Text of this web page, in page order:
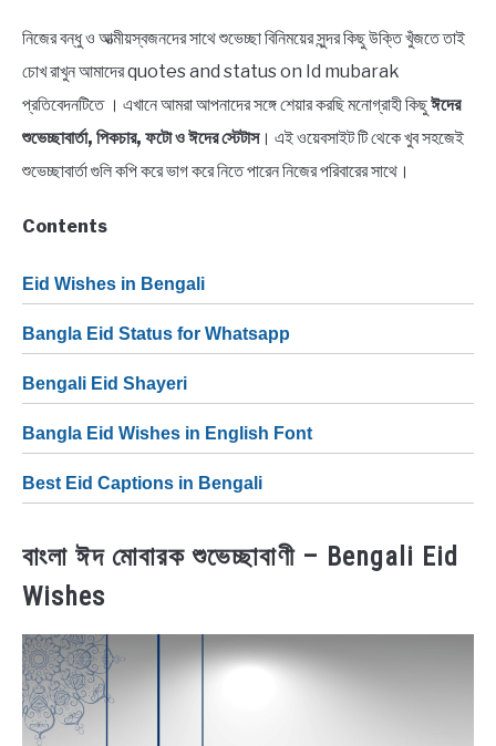
নিজের বন্ধু ও আত্মীয়স্বজনদের সাথে শুভেচ্ছা বিনিময়ের সুন্দর কিছু উক্তি খুঁজতে তাই
চোখ রাখুন আমাদের quotes and status on Id mubarak
প্রতিবেদনটিতে । এখানে আমরা আপনাদের সঙ্গে শেয়ার করছি মনোগ্রাহী কিছুঈদের
শুভেচ্ছাবার্তা, পিকচার, ফটো ও ঈদের স্টেটাস। এই ওয়েবসাইট টি থেকে খুব সহজেই
শুভেচ্ছাবার্তা গুলি কপি করে ভাগ করে নিতে পারেন নিজের পরিবারের সাথে।
Contents
Eid Wishes in Bengali
Bangla Eid Status for Whatsapp
Bengali Eid Shayeri
Bangla Eid Wishes in English Font
Best Eid Captions in Bengali
বাংলা ঈদ মোবারক শুভেচ্ছাবাণী – Bengali Eid
Wishes